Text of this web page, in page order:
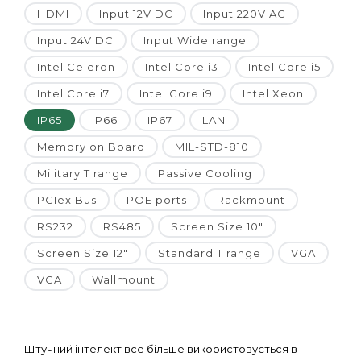
HDMI Input 12V DC Input 220V AC
Input 24V DC Input Wide range
Intel Celeron Intel Core i3 Intel Core i5
Intel Core i7 Intel Core i9 Intel Xeon
IP65 IP66 IP67 LAN
Memory on Board MIL-STD-810
Military T range Passive Cooling
PCIex Bus POE ports Rackmount
RS232 RS485 Screen Size 10"
Screen Size 12" Standard T range VGA
VGA Wallmount
Штучний інтелект все більше використовується в